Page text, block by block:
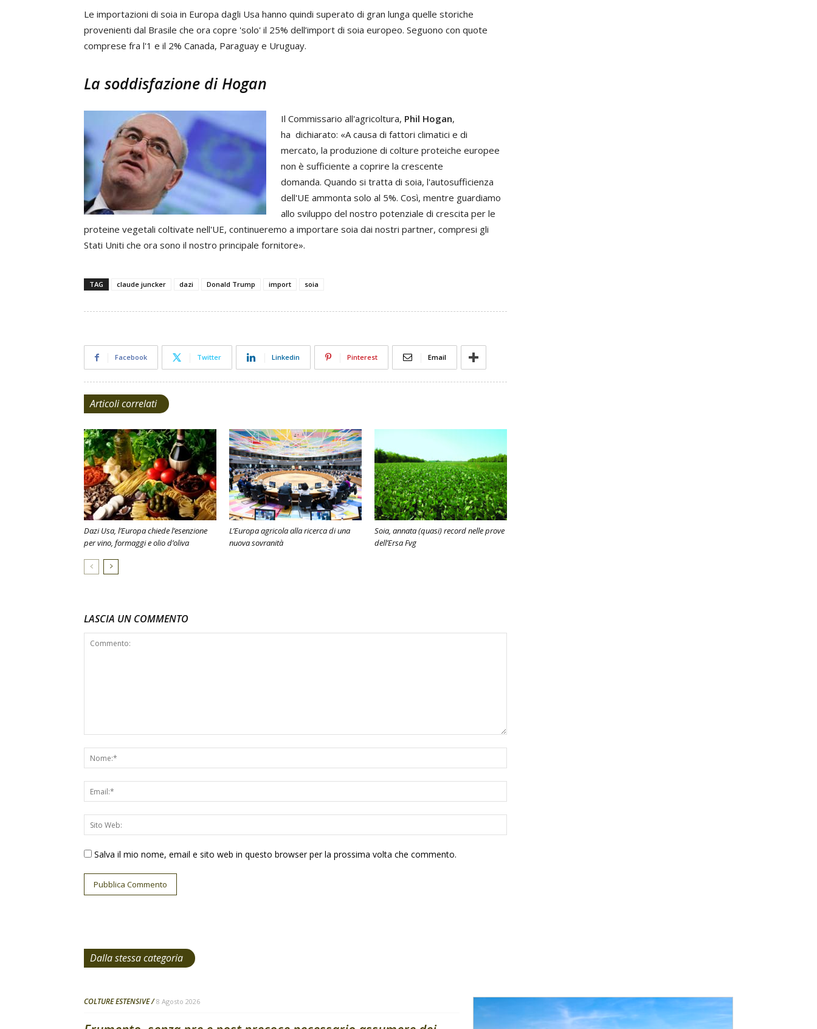
Le importazioni di soia in Europa dagli Usa hanno quindi superato di gran lunga quelle storiche
provenienti dal Brasile che ora copre 'solo' il 25% dell’import di soia europeo. Seguono con quote
comprese fra l'1 e il 2% Canada, Paraguay e Uruguay.
La soddisfazione di Hogan
Il Commissario all'agricoltura, Phil Hogan,
ha dichiarato: «A causa di fattori climatici e di
mercato, la produzione di colture proteiche europee
non è sufficiente a coprire la crescente
domanda. Quando si tratta di soia, l'autosufficienza
dell'UE ammonta solo al 5%. Così, mentre guardiamo
allo sviluppo del nostro potenziale di crescita per le
proteine ​​vegetali coltivate nell'UE, continueremo a importare soia dai nostri partner, compresi gli
Stati Uniti che ora sono il nostro principale fornitore».
TAG claude juncker dazi Donald Trump import soia
Facebook Twitter Linkedin Pinterest Email
Articoli correlati
Dazi Usa, l’Europa chiede l’esenzione
per vino, formaggi e olio d’oliva
L’Europa agricola alla ricerca di una
nuova sovranità
Soia, annata (quasi) record nelle prove
dell’Ersa Fvg
LASCIA UN COMMENTO
Salva il mio nome, email e sito web in questo browser per la prossima volta che commento.
Dalla stessa categoria
COLTURE ESTENSIVE 8 Agosto 2026